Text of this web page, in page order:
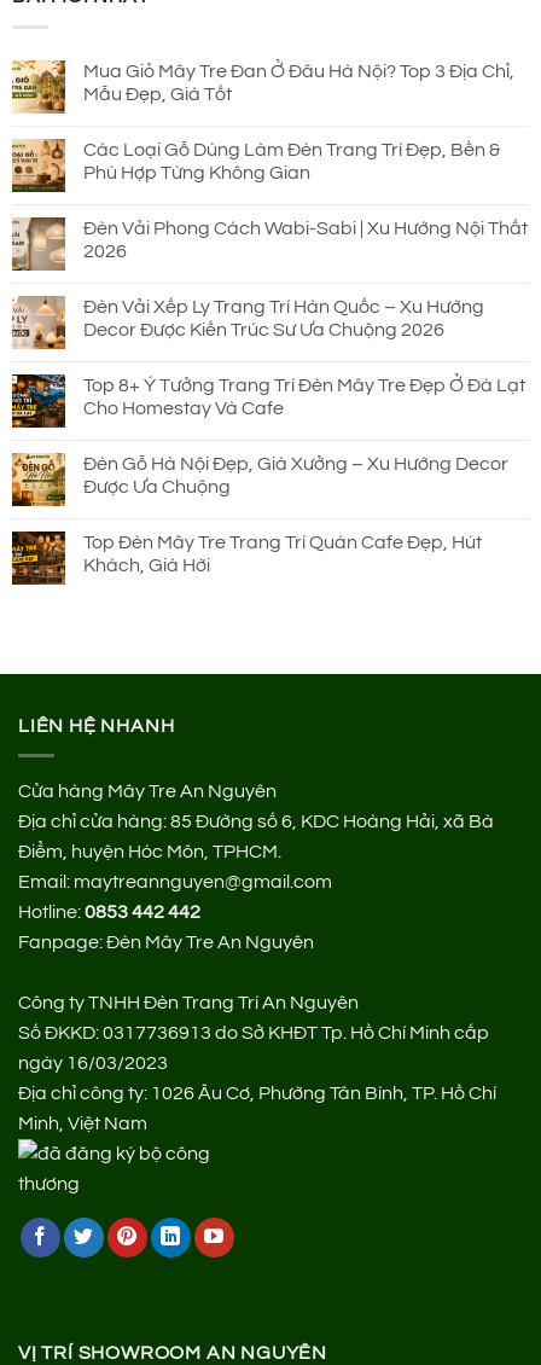
Mua Giỏ Mây Tre Đan Ở Đâu Hà Nội? Top 3 Địa Chỉ,
Mẫu Đẹp, Giá Tốt
Các Loại Gỗ Dùng Làm Đèn Trang Trí Đẹp, Bền &
Phù Hợp Từng Không Gian
Đèn Vải Phong Cách Wabi-Sabi | Xu Hướng Nội Thất
2026
Đèn Vải Xếp Ly Trang Trí Hàn Quốc – Xu Hướng
Decor Được Kiến Trúc Sư Ưa Chuộng 2026
Top 8+ Ý Tưởng Trang Trí Đèn Mây Tre Đẹp Ở Đà Lạt
Cho Homestay Và Cafe
Đèn Gỗ Hà Nội Đẹp, Giá Xưởng – Xu Hướng Decor
Được Ưa Chuộng
Top Đèn Mây Tre Trang Trí Quán Cafe Đẹp, Hút
Khách, Giá Hời
LIÊN HỆ NHANH
Cửa hàng Mây Tre An Nguyên
Địa chỉ cửa hàng:85 Đường số 6, KDC Hoàng Hải, xã Bà
Điểm, huyện Hóc Môn, TPHCM.
Email: maytreannguyen@gmail.com
Hotline:0853 442 442
Fanpage:Đèn Mây Tre An Nguyên
Công ty TNHH Đèn Trang Trí An Nguyên
Số ĐKKD: 0317736913 do Sở KHĐT Tp. Hồ Chí Minh cấp
ngày 16/03/2023
Địa chỉ công ty: 1026 Âu Cơ, Phường Tân Bình, TP. Hồ Chí
Minh, Việt Nam
VỊ TRÍ SHOWROOM AN NGUYÊN